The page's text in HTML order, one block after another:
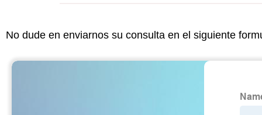
No dude en enviarnos su consulta en el siguiente